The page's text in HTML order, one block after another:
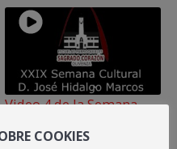
Video 4 de la Semana
COOKIES